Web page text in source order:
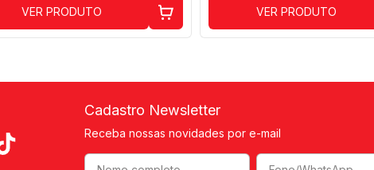
VER PRODUTO VER PRODUTO
Cadastro Newsletter
Receba nossas novidades por e-mail